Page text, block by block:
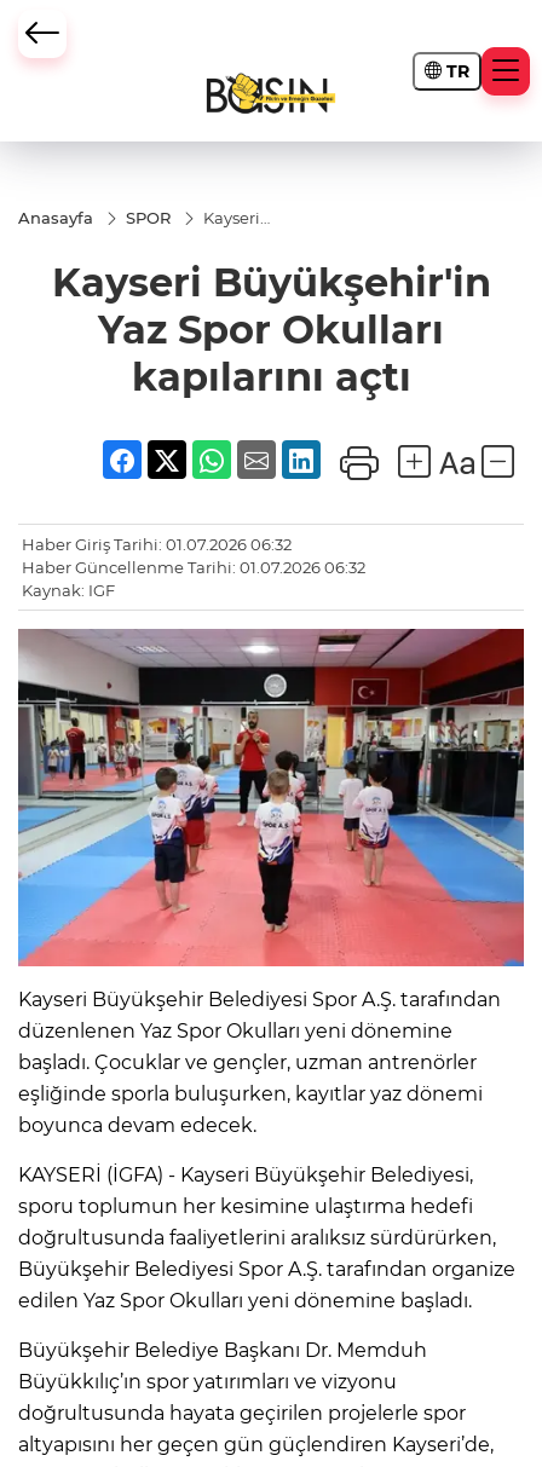
TR
Anasayfa SPOR
Kayseri
Okulları
kapılarını açtı
Kayseri Büyükşehir'in
Yaz Spor Okulları
kapılarını açtı
Haber Giriş Tarihi: 01.07.2026 06:32
Haber Güncellenme Tarihi: 01.07.2026 06:32
Kaynak: IGF
Kayseri Büyükşehir Belediyesi Spor A.Ş. tarafından
düzenlenen Yaz Spor Okulları yeni dönemine
başladı. Çocuklar ve gençler, uzman antrenörler
eşliğinde sporla buluşurken, kayıtlar yaz dönemi
boyunca devam edecek.
KAYSERİ (İGFA) - Kayseri Büyükşehir Belediyesi,
sporu toplumun her kesimine ulaştırma hedefi
doğrultusunda faaliyetlerini aralıksız sürdürürken,
Büyükşehir Belediyesi Spor A.Ş. tarafından organize
edilen Yaz Spor Okulları yeni dönemine başladı.
Büyükşehir Belediye Başkanı Dr. Memduh
Büyükkılıç’ın spor yatırımları ve vizyonu
doğrultusunda hayata geçirilen projelerle spor
altyapısını her geçen gün güçlendiren Kayseri’de,